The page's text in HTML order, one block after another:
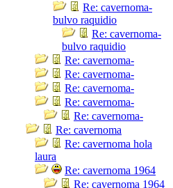
Re: cavernoma-
bulvo raquidio
Re: cavernoma-
bulvo raquidio
Re: cavernoma-
Re: cavernoma-
Re: cavernoma-
Re: cavernoma-
Re: cavernoma-
Re: cavernoma
Re: cavernoma hola
laura
Re: cavernoma 1964
Re: cavernoma 1964